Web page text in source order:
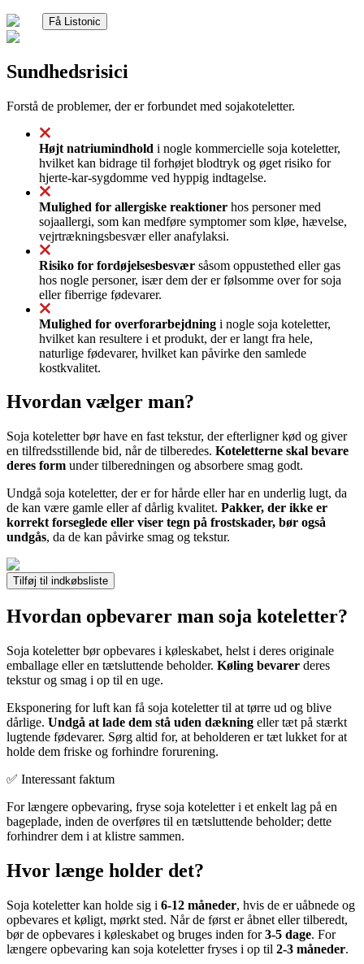
Få Listonic
Sundhedsrisici
Forstå de problemer, der er forbundet med sojakoteletter.
Højt natriumindhold i nogle kommercielle soja koteletter,
hvilket kan bidrage til forhøjet blodtryk og øget risiko for
hjerte-kar-sygdomme ved hyppig indtagelse.
Mulighed for allergiske reaktioner hos personer med
sojaallergi, som kan medføre symptomer som kløe, hævelse,
vejrtrækningsbesvær eller anafylaksi.
Risiko for fordøjelsesbesvær såsom oppustethed eller gas
hos nogle personer, især dem der er følsomme over for soja
eller fiberrige fødevarer.
Mulighed for overforarbejdning i nogle soja koteletter,
hvilket kan resultere i et produkt, der er langt fra hele,
naturlige fødevarer, hvilket kan påvirke den samlede
kostkvalitet.
Hvordan vælger man?
Soja koteletter bør have en fast tekstur, der efterligner kød og giver
en tilfredsstillende bid, når de tilberedes. Koteletterne skal bevare
deres form under tilberedningen og absorbere smag godt.
Undgå soja koteletter, der er for hårde eller har en underlig lugt, da
de kan være gamle eller af dårlig kvalitet. Pakker, der ikke er
korrekt forseglede eller viser tegn på frostskader, bør også
undgås, da de kan påvirke smag og tekstur.
Tilføj til indkøbsliste
Hvordan opbevarer man soja koteletter?
Soja koteletter bør opbevares i køleskabet, helst i deres originale
emballage eller en tætsluttende beholder. Køling bevarer deres
tekstur og smag i op til en uge.
Eksponering for luft kan få soja koteletter til at tørre ud og blive
dårlige. Undgå at lade dem stå uden dækning eller tæt på stærkt
lugtende fødevarer. Sørg altid for, at beholderen er tæt lukket for at
holde dem friske og forhindre forurening.
✅ Interessant faktum
For længere opbevaring, fryse soja koteletter i et enkelt lag på en
bageplade, inden de overføres til en tætsluttende beholder; dette
forhindrer dem i at klistre sammen.
Hvor længe holder det?
Soja koteletter kan holde sig i 6-12 måneder, hvis de er uåbnede og
opbevares et køligt, mørkt sted. Når de først er åbnet eller tilberedt,
bør de opbevares i køleskabet og bruges inden for3-5 dage. For
længere opbevaring kan soja koteletter fryses i op til 2-3 måneder.